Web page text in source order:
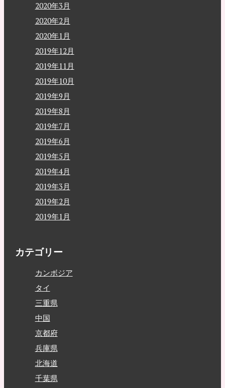
2020年3月
2020年2月
2020年1月
2019年12月
2019年11月
2019年10月
2019年9月
2019年8月
2019年7月
2019年6月
2019年5月
2019年4月
2019年3月
2019年2月
2019年1月
カテゴリー
カンボジア
タイ
三重県
中国
京都府
兵庫県
北海道
千葉県